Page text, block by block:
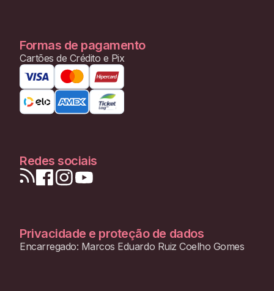
Formas de pagamento
Cartões de Crédito e Pix
Redes sociais
Privacidade e proteção de dados
Encarregado: Marcos Eduardo Ruiz Coelho Gomes